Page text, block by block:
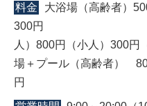
料金
大浴場（高齢者）
300円 ﾌﾟｰﾙ（
人）800円（小人
場＋プール（高齢者）
円